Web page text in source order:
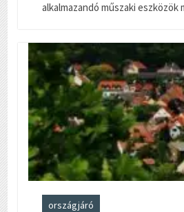
alkalmazandó műszaki eszközök
országjáró